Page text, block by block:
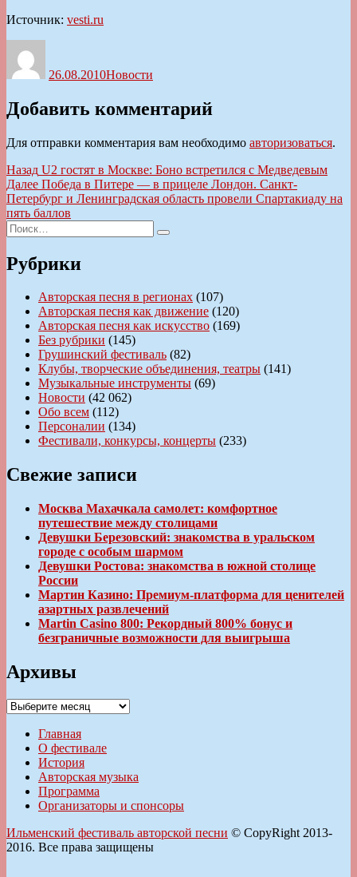
Источник: vesti.ru
26.08.2010Новости
Добавить комментарий
Для отправки комментария вам необходимо авторизоваться.
Навигация
по
записям
Назад Предыдущая
запись:
U2 гостят в Москве: Боно встретился с Медведевым
Далее Следующая
запись:
Победа в Питере — в прицеле Лондон. Санкт-
Петербург и Ленинградская область провели Спартакиаду на
пять баллов
Искать:
Поиск
Рубрики
Авторская песня в регионах (107)
Авторская песня как движение (120)
Авторская песня как искусство (169)
Без рубрики (145)
Грушинский фестиваль (82)
Клубы, творческие объединения, театры (141)
Музыкальные инструменты (69)
Новости (42 062)
Обо всем (112)
Персоналии (134)
Фестивали, конкурсы, концерты (233)
Свежие записи
Москва Махачкала самолет: комфортное
путешествие между столицами
Девушки Березовский: знакомства в уральском
городе с особым шармом
Девушки Ростова: знакомства в южной столице
России
Мартин Казино: Премиум-платформа для ценителей
азартных развлечений
Martin Casino 800: Рекордный 800% бонус и
безграничные возможности для выигрыша
Архивы
Архивы
Главная
О фестивале
История
Авторская музыка
Программа
Организаторы и спонсоры
Ильменский фестиваль авторской песни © CopyRight 2013-
2016. Все права защищены